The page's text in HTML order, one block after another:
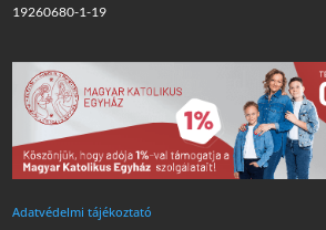
19260680-1-19
Adatvédelmi tájékoztató